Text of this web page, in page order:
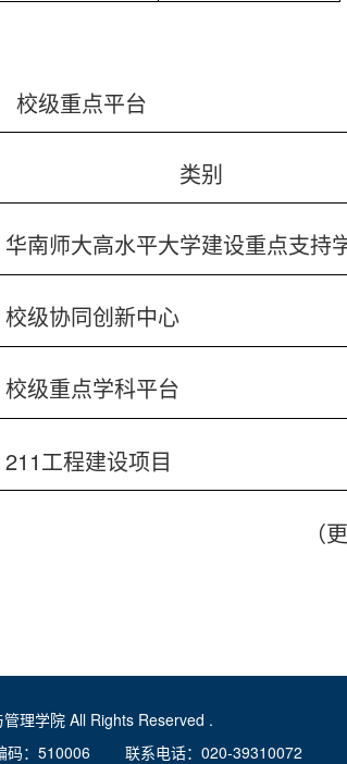
校级重点平台
类别
华南师大高水平大学建设重点支持
校级协同创新中心
校级重点学科平台
211 工程建设项目
（
理学院 All Rights Reserved .
码：510006 联系电话：020-39310072